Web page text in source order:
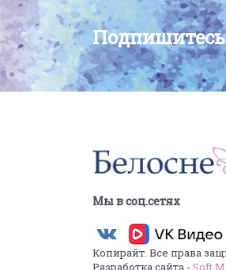
Мы в соц.сетях
Копирайт. Все права
Разработка сайта - Soft